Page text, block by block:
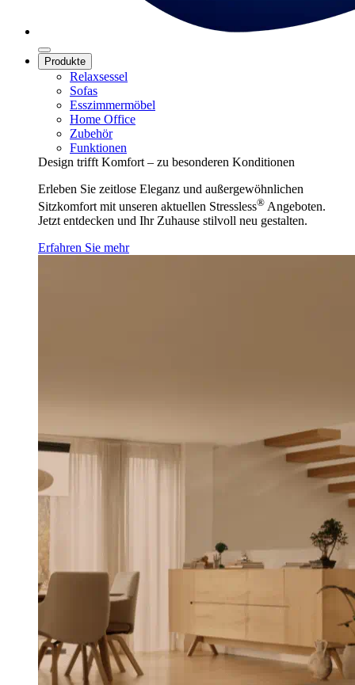
Produkte
Relaxsessel
Sofas
Esszimmermöbel
Home Office
Zubehör
Funktionen
Design trifft Komfort – zu besonderen Konditionen
Erleben Sie zeitlose Eleganz und außergewöhnlichen
Sitzkomfort mit unseren aktuellen Stressless® Angeboten.
Jetzt entdecken und Ihr Zuhause stilvoll neu gestalten.
Erfahren Sie mehr